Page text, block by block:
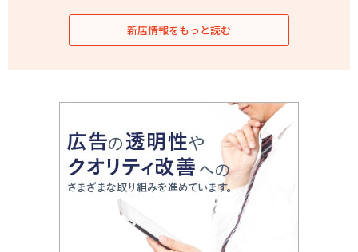
新店情報をもっと読む